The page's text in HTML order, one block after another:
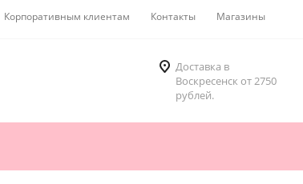
Корпоративным клиентам Контакты Магазины
Доставка в
Воскресенск от 2750
рублей.